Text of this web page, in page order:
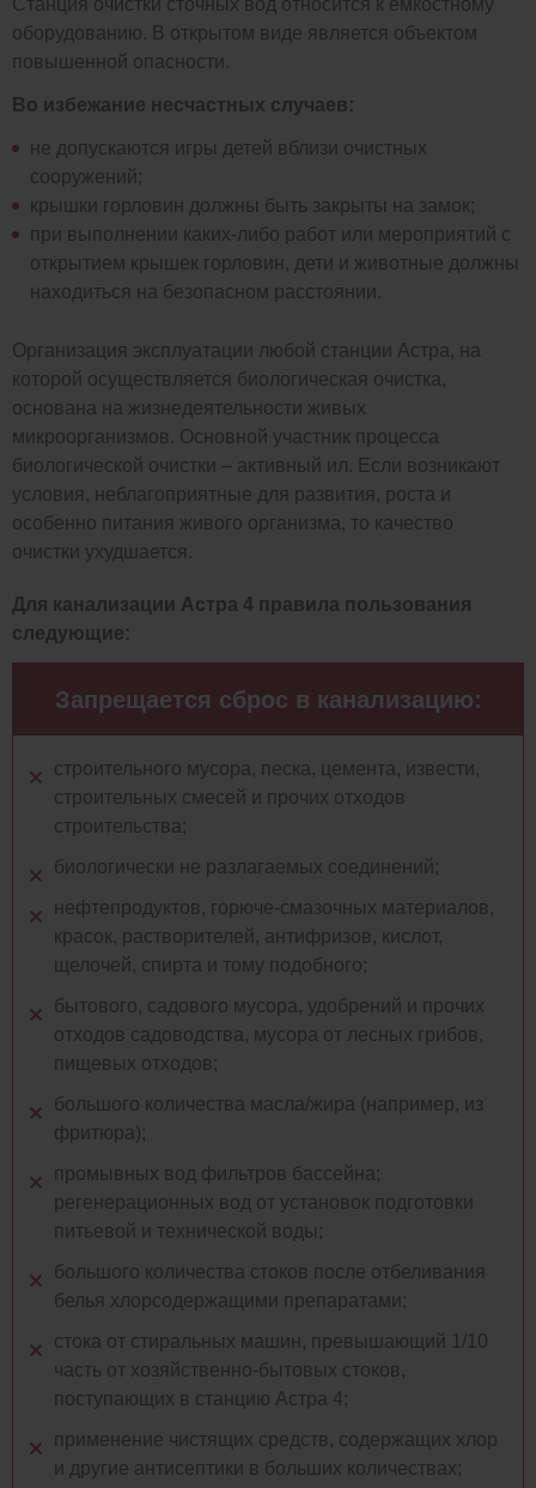
Станция очистки сточных вод относится к емкостному
оборудованию. В открытом виде является объектом
повышенной опасности.
Во избежание несчастных случаев:
не допускаются игры детей вблизи очистных
сооружений;
крышки горловин должны быть закрыты на замок;
при выполнении каких-либо работ или мероприятий с
открытием крышек горловин, дети и животные должны
находиться на безопасном расстоянии.
Организация эксплуатации любой станции Астра, на
которой осуществляется биологическая очистка,
основана на жизнедеятельности живых
микроорганизмов. Основной участник процесса
биологической очистки – активный ил. Если возникают
условия, неблагоприятные для развития, роста и
особенно питания живого организма, то качество
очистки ухудшается.
Для канализации Астра 4 правила пользования
следующие:
Запрещается сброс в канализацию:
строительного мусора, песка, цемента, извести,
строительных смесей и прочих отходов
строительства;
биологически не разлагаемых соединений;
нефтепродуктов, горюче-смазочных материалов,
красок, растворителей, антифризов, кислот,
щелочей, спирта и тому подобного;
бытового, садового мусора, удобрений и прочих
отходов садоводства, мусора от лесных грибов,
пищевых отходов;
большого количества масла/жира (например, из
фритюра);
промывных вод фильтров бассейна;
регенерационных вод от установок подготовки
питьевой и технической воды;
большого количества стоков после отбеливания
белья хлорсодержащими препаратами;
стока от стиральных машин, превышающий 1/10
часть от хозяйственно-бытовых стоков,
поступающих в станцию Астра 4;
применение чистящих средств, содержащих хлор
и другие антисептики в больших количествах;